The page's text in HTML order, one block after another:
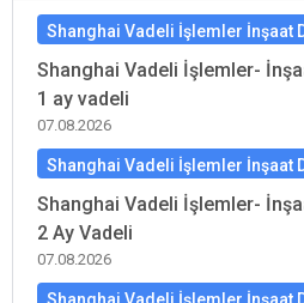
Shanghai Vadeli İşlemler İnşaat
Shanghai Vadeli İşlemler-
1 ay vadeli
07.08.2026
Shanghai Vadeli İşlemler İnşaat
Shanghai Vadeli İşlemler-
2 Ay Vadeli
07.08.2026